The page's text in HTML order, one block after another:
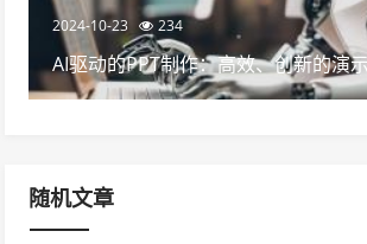
2024-10-23 234
AI驱动的PPT制作：高效、创新的演
随机文章